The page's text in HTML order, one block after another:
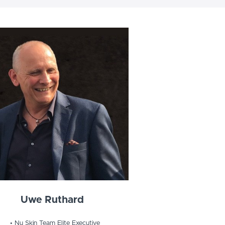
Uwe Ruthard
Nu Skin Team Elite Executive